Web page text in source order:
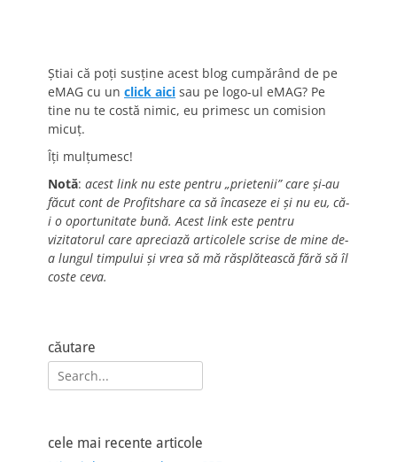
Știai că poți susține acest blog cumpărând de pe
eMAG cu un click aici sau pe logo-ul eMAG? Pe
tine nu te costă nimic, eu primesc un comision
micuț.
Îți mulțumesc!
Notă: acest link nu este pentru „prietenii” care și-au
făcut cont de Profitshare ca să încaseze ei și nu eu, că-
i o oportunitate bună. Acest link este pentru
vizitatorul care apreciază articolele scrise de mine de-
a lungul timpului și vrea să mă răsplătească fără să îl
coste ceva.
căutare
Search
for:
cele mai recente articole